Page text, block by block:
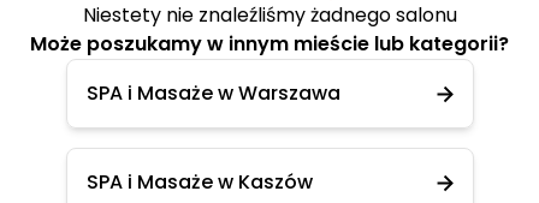
Niestety nie znaleźliśmy żadnego salonu
Może poszukamy w innym mieście lub kategorii?
SPA i Masaże w Warszawa
SPA i Masaże w Kaszów